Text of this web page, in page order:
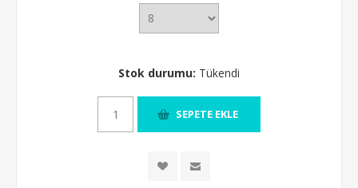
Stok durumu: Tükendi